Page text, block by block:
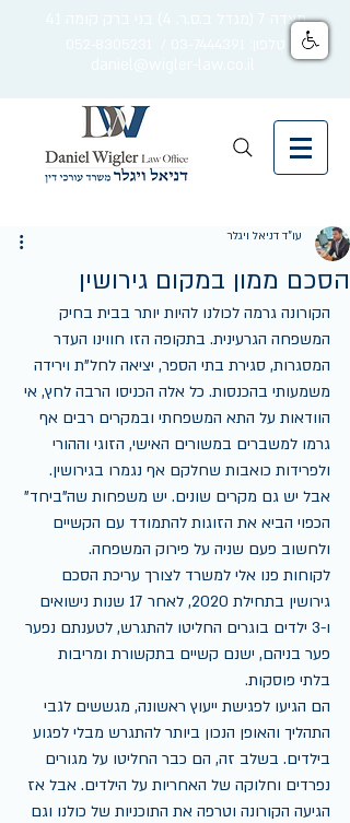
מצדה 7 (מגדל ב.ס.ר. 4) בני ברק קומה 41
הסכם ממון במקום גירושין
עו"ד דניאל ויגלר
הקורונה גרמה לכולנו להיות יותר בבית בחיק
המשפחה הגרעינית. בתקופה הזו חווינו העדר
המסגרות, סגירת בתי הספר, יציאה לחל"ת וירידה
משמעותי בהכנסות. כל אלה הכניסו הרבה לחץ, אי
הוודאות על התא המשפחתי ובמקרים רבים אף
גרמו למשברים במשורים האישי, הזוגי וההורי
ולפרידות כואבות שחלקם אף נגמרו בגירושין.
אבל יש גם מקרים שונים. יש משפחות שה"ביחד"
הכפוי הביא את הזוגות להתמודד עם הקשיים
ולחשוב פעם שניה על פירוק המשפחה.
לקוחות פנו אלי למשרד לצורך עריכת הסכם
גירושין בתחילת 2020, לאחר 17 שנות נישואים
ו-3 ילדים בוגרים החליטו להתגרש, לטענתם נפער
פער בניהם, ישנם קשיים בתקשורת ומריבות
בלתי פוסקות.
הם הגיעו לפגישת ייעוץ ראשונה, מגששים לגבי
התהליך והאופן הנכון ביותר להתגרש מבלי לפגוע
בילדים. בשלב זה, הם כבר החליטו על מגורים
נפרדים וחלוקה של האחריות על הילדים. אבל אז
הגיעה הקורונה וטרפה את התוכניות של כולנו וגם